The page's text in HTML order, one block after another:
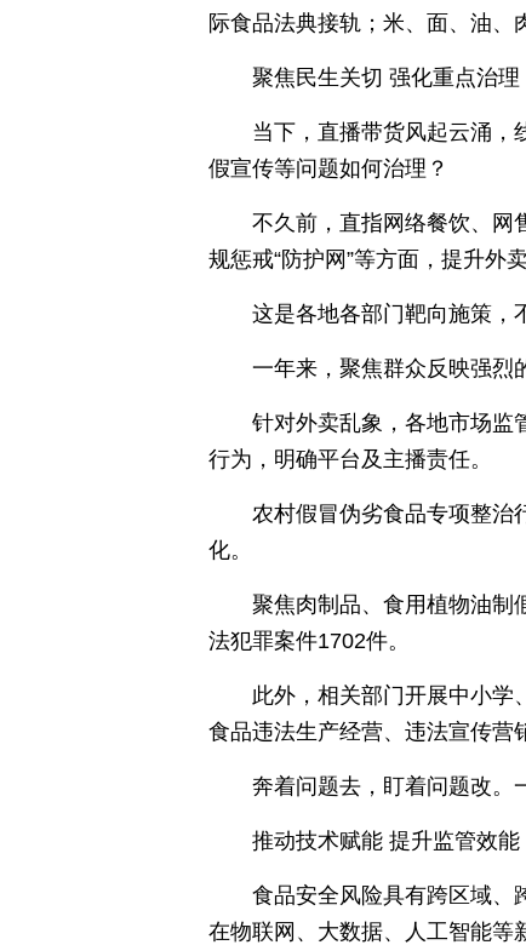
际食品法典接轨；米、面、油、
聚焦民生关切 强化重点治理
当下，直播带货风起云涌，
假宣传等问题如何治理？
不久前，直指网络餐饮、网
规惩戒“防护网”等方面，提升外
这是各地各部门靶向施策，
一年来，聚焦群众反映强
针对外卖乱象，各地市场监
行为，明确平台及主播责任。
农村假冒伪劣食品专项整治
化。
聚焦肉制品、食用植物油制
法犯罪案件1702件。
此外，相关部门开展中小学
食品违法生产经营、违法宣传营
奔着问题去，盯着问题改。
推动技术赋能 提升监管效能
食品安全风险具有跨区域、
在物联网、大数据、人工智能等